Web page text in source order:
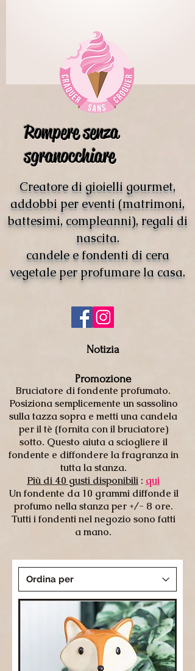
Rompere senza
sgranocchiare
Creatore di gioielli gourmet,
addobbi per eventi (matrimoni,
battesimi, compleanni), regali di
nascita.
candele e fondenti di cera
vegetale per profumare la casa.
Notizia
Promozione
Bruciatore di fondente profumato.
Posiziona semplicemente un sassolino
sulla tazza sopra e metti una candela
per il tè (fornita con il bruciatore)
sotto. Questo aiuta a sciogliere il
fondente e diffondere la fragranza in
tutta la stanza.
Più di 40 gusti disponibili : qui
Un fondente da 10 grammi diffonde il
profumo nella stanza per +/- 8 ore.
Tutti i fondenti nel negozio sono fatti
a mano.